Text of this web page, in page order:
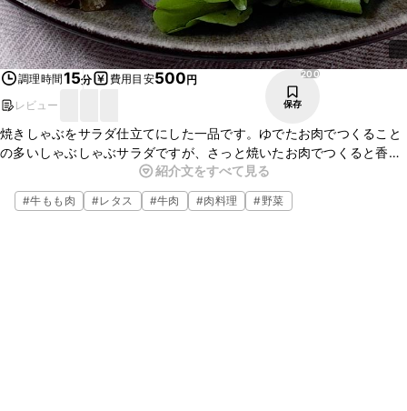
調理時間15分 費用目安500円
レビュー
200
保存
焼きしゃぶをサラダ仕立てにした一品です。ゆでたお肉でつくること
の多いしゃぶしゃぶサラダですが、さっと焼いたお肉でつくると香ば
しい仕上がりになって一味違いますよ。主菜にもなるボリュームたっ
ぷりなサラダです。ぜひ試してみてくださいね。
紹介文をすべて見る
#牛もも肉 #レタス #牛肉 #肉料理 #野菜